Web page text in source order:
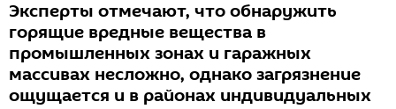
Эксперты отмечают, что обнаружить
горящие вредные вещества в
промышленных зонах и гаражных
массивах несложно, однако загрязнение
ощущается и в районах индивидуальных